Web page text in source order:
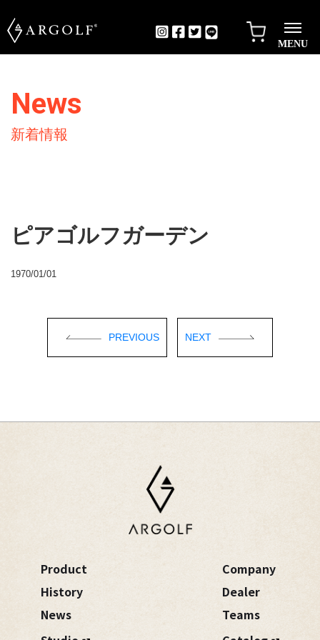
MENU
News
新着情報
ピアゴルフガーデン
1970/01/01
PREVIOUS NEXT
Product
History
News
Company
Dealer
Teams